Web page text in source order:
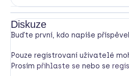
Diskuze
Buďte první, kdo napíše
Pouze registrovaní uživatelé
Prosím přihlaste se nebo se